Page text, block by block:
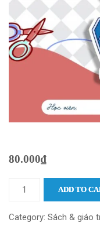
80.000₫
ADD TO
Category: Sách & giáo